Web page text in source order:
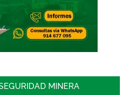
MINERA